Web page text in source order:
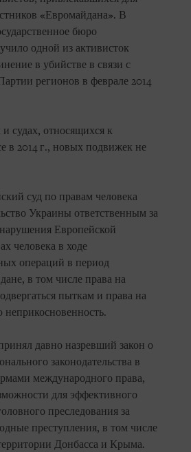
«Евромайдана». В
бюро
одной из активисток
в убийстве в связи с
регионов в феврале 2014
судах, относящихся к
в 2014 г., новых подвижек не
суд по правам человека
Украины ответственным за
Европейской
человека в ходе
операций в период
в том числе права на
пыткам и права на
давно назревший закон о
законодательства в
международного права,
для эффективного
преследования за
преступления, в том числе
Донбасса и Крыма.